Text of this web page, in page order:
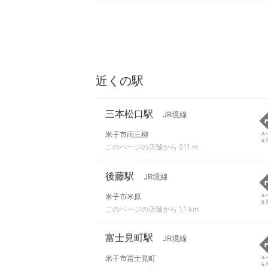
近くの駅
三本松口駅 JR境線
米子市両三柳
このページの店舗から 211 m
ル
を
後藤駅 JR境線
米子市米原
このページの店舗から 1.1 km
ル
を
富士見町駅 JR境線
米子市冨士見町
ル
を